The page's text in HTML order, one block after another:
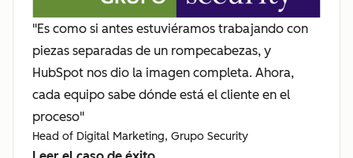
"Es como si antes estuviéramos trabajando con
piezas separadas de un rompecabezas, y
HubSpot nos dio la imagen completa. Ahora,
cada equipo sabe dónde está el cliente en el
proceso"
Head of Digital Marketing, Grupo Security